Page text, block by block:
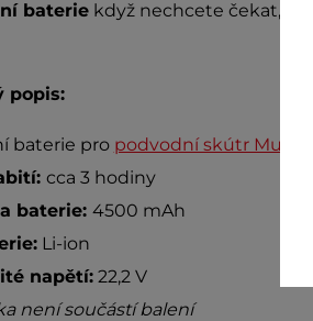
baterie když nechcete čekat, až
popis:
baterie pro podvodní skútr Murtar
cca 3 hodiny
baterie: 4500 mAh
Li-ion
napětí:22,2 V
není součástí balení